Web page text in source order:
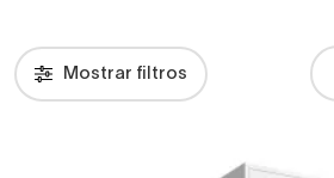
Mostrar filtros